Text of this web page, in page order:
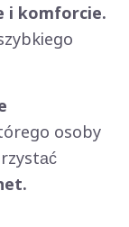
i komforcie.
osoby